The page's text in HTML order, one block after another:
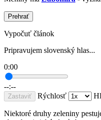
Prehrať
Vypočuť článok
Pripravujem slovenský hlas...
0:00
--:--
Zastaviť Rýchlosť
Niektoré druhy zeleniny